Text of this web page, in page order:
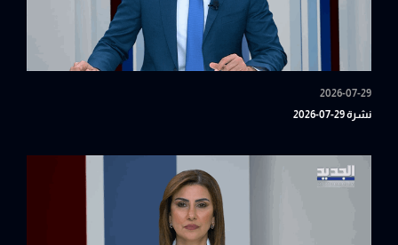
2026-07-29
نشرة 29-07-2026